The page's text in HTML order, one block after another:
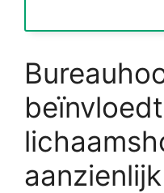
beïnvloedt
aanzienlijk